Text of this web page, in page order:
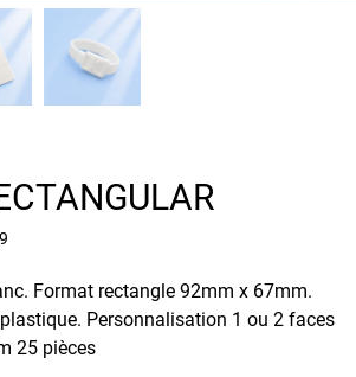
Format rectangle 92mm x 67mm.
Personnalisation 1 ou 2 faces
25 pièces